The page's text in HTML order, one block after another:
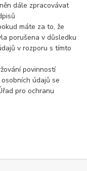
dále zpracovávat
máte za to, že
porušena v důsledku
v rozporu s tímto
povinností
údajů se
pro ochranu